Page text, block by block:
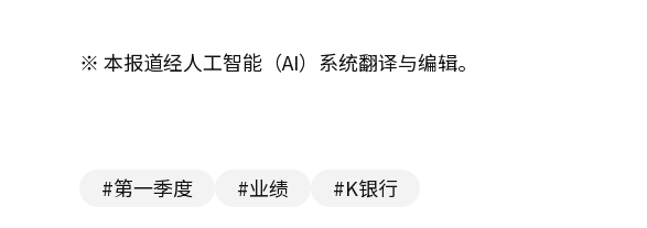
※ 本报道经人工智能（AI）系统翻译与编辑。
#第一季度 #业绩 #K银行